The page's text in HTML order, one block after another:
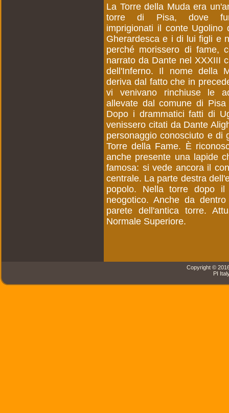
La Torre della Muda era
torre di Pisa, dove
imprigionati il conte Ugolino
Gherardesca e i di lui figli e
perché morissero di fame,
narrato da Dante nel XXXIII
dell'Inferno. Il nome della
deriva dal fatto che in
vi venivano rinchiuse le
allevate dal comune di
Dopo i drammatici fatti di
venissero citati da Dante
personaggio conosciuto e di
Torre della Fame. È
anche presente una lapide
famosa: si vede ancora il
centrale. La parte destra
popolo. Nella torre dopo
neogotico. Anche da
parete dell'antica torre.
Normale Superiore.
Copyright ©
PI